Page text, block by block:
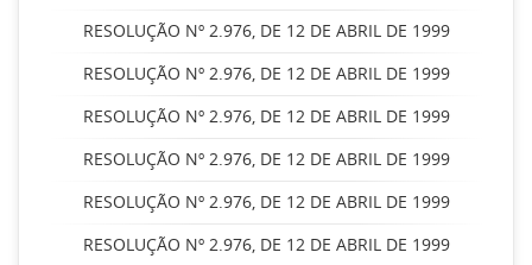
RESOLUÇÃO Nº 2.976, DE 12 DE ABRIL DE 1999
RESOLUÇÃO Nº 2.976, DE 12 DE ABRIL DE 1999
RESOLUÇÃO Nº 2.976, DE 12 DE ABRIL DE 1999
RESOLUÇÃO Nº 2.976, DE 12 DE ABRIL DE 1999
RESOLUÇÃO Nº 2.976, DE 12 DE ABRIL DE 1999
RESOLUÇÃO Nº 2.976, DE 12 DE ABRIL DE 1999